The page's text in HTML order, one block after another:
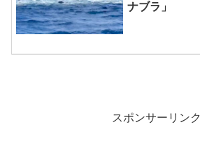
ナブラ」
スポンサーリンク